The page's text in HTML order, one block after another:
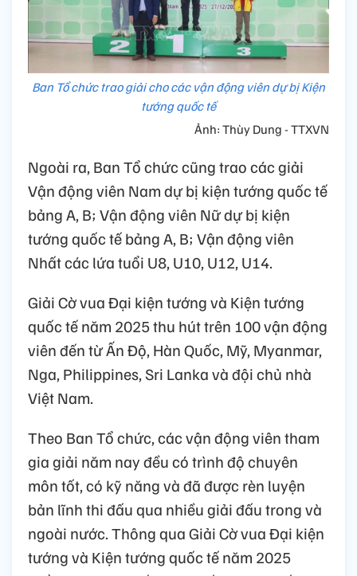
Ban Tổ chức trao giải cho các vận động viên dự bị Kiện
tướng quốc tế
Ảnh: Thùy Dung - TTXVN
Ngoài ra, Ban Tổ chức cũng trao các giải
Vận động viên Nam dự bị kiện tướng quốc tế
bảng A, B; Vận động viên Nữ dự bị kiện
tướng quốc tế bảng A, B; Vận động viên
Nhất các lứa tuổi U8, U10, U12, U14.
Giải Cờ vua Đại kiện tướng và Kiện tướng
quốc tế năm 2025 thu hút trên 100 vận động
viên đến từ Ấn Độ, Hàn Quốc, Mỹ, Myanmar,
Nga, Philippines, Sri Lanka và đội chủ nhà
Việt Nam.
Theo Ban Tổ chức, các vận động viên tham
gia giải năm nay đều có trình độ chuyên
môn tốt, có kỹ năng và đã được rèn luyện
bản lĩnh thi đấu qua nhiều giải đấu trong và
ngoài nước. Thông qua Giải Cờ vua Đại kiện
tướng và Kiện tướng quốc tế năm 2025